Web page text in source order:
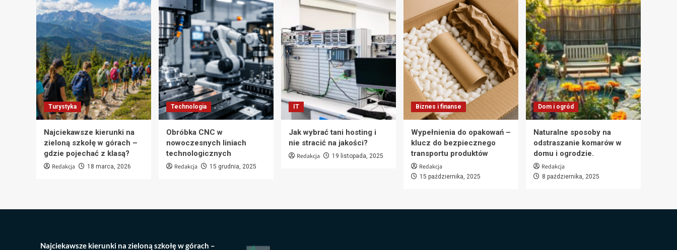
Turystyka
Najciekawsze kierunki na
zieloną szkołę w górach –
gdzie pojechać z klasą?
Redakcja 18 marca, 2026
Technologia
Obróbka CNC w
nowoczesnych liniach
technologicznych
Redakcja 15 grudnia, 2025
IT
Jak wybrać tani hosting i
nie stracić na jakości?
Redakcja 19 listopada, 2025
Biznes i finanse
Wypełnienia do opakowań –
klucz do bezpiecznego
transportu produktów
Redakcja
15 października, 2025
Dom i ogród
Naturalne sposoby na
odstraszanie komarów w
domu i ogrodzie.
Redakcja
8 października, 2025
Najciekawsze kierunki na zieloną szkołę w górach –